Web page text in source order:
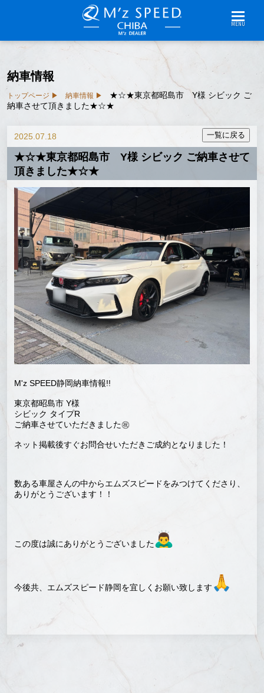
MENU
納車情報
トップページ 納車情報
★☆★東京都昭島市 Y様 シビック ご
納車させて頂きました★☆★
2025.07.18
★☆★東京都昭島市 Y様 シビック ご納車させて
頂きました★☆★
M'z SPEED静岡納車情報!!
東京都昭島市 Y様
シビック タイプR
ご納車させていただきました㊗️
ネット掲載後すぐお問合せいただきご成約となりました！
数ある車屋さんの中からエムズスピードをみつけてくださり、
ありがとうございます！！
この度は誠にありがとうございました
今後共、エムズスピード静岡を宜しくお願い致します